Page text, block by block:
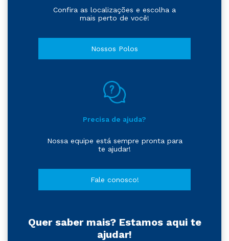
Confira as localizações e escolha a
mais perto de você!
Nossos Polos
Precisa de ajuda?
Nossa equipe está sempre pronta para
te ajudar!
Fale conosco!
Quer saber mais? Estamos aqui te
ajudar!